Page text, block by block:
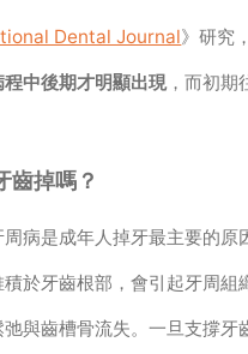
Dental Journal》研究
程中後期才明顯出現，而初期
齒掉嗎？
病是成年人掉牙最主要的原
於牙齒根部，會引起牙周組
與齒槽骨流失。一旦支撐牙